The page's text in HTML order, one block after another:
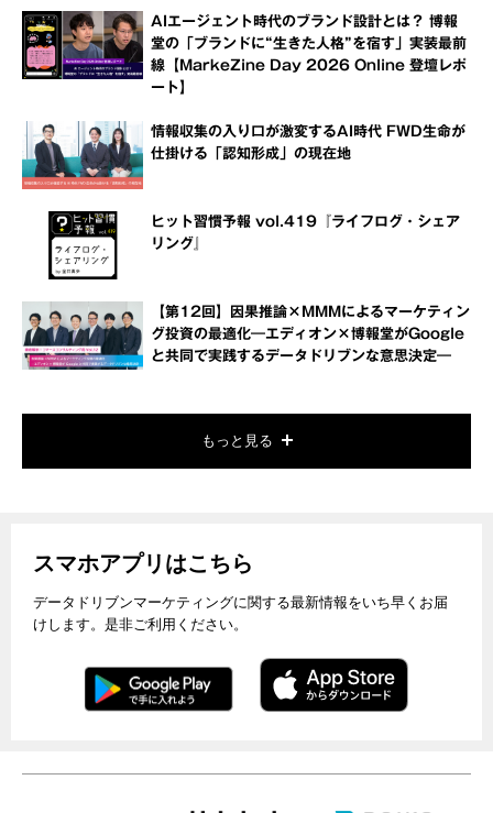
AIエージェント時代のブランド設計とは？ 博報
堂の「ブランドに“生きた人格”を宿す」実装最前
線【MarkeZine Day 2026 Online 登壇レポ
ート】
情報収集の入り口が激変するAI時代 FWD生命が
仕掛ける「認知形成」の現在地
ヒット習慣予報 vol.419『ライフログ・シェア
リング』
【第12回】因果推論×MMMによるマーケティン
グ投資の最適化―エディオン×博報堂がGoogle
と共同で実践するデータドリブンな意思決定―
もっと見る
スマホアプリはこちら
データドリブンマーケティングに関する最新情報をいち早くお届
けします。是非ご利用ください。